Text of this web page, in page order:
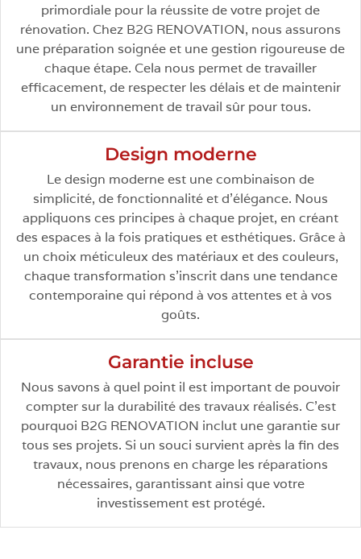
primordiale pour la réussite de votre projet de
rénovation. Chez B2G RENOVATION, nous assurons
une préparation soignée et une gestion rigoureuse de
chaque étape. Cela nous permet de travailler
efficacement, de respecter les délais et de maintenir
un environnement de travail sûr pour tous.
Design moderne
Le design moderne est une combinaison de
simplicité, de fonctionnalité et d’élégance. Nous
appliquons ces principes à chaque projet, en créant
des espaces à la fois pratiques et esthétiques. Grâce à
un choix méticuleux des matériaux et des couleurs,
chaque transformation s’inscrit dans une tendance
contemporaine qui répond à vos attentes et à vos
goûts.
Garantie incluse
Nous savons à quel point il est important de pouvoir
compter sur la durabilité des travaux réalisés. C’est
pourquoi B2G RENOVATION inclut une garantie sur
tous ses projets. Si un souci survient après la fin des
travaux, nous prenons en charge les réparations
nécessaires, garantissant ainsi que votre
investissement est protégé.